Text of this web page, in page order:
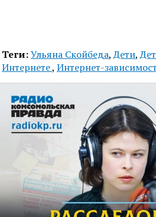
Теги:Ульяна Скойбеда,Дети,
Интернете, Интернет-